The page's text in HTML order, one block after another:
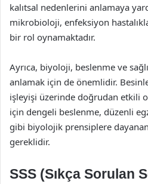
kalıtsal nedenlerini anlamaya
mikrobioloji, enfeksiyon
bir rol oynamaktadır.
Ayrıca, biyoloji, beslenme ve
anlamak için de önemlidir.
işleyişi üzerinde doğrudan etkili
için dengeli beslenme, düzenli
gibi biyolojik prensiplere
gereklidir.
SSS (Sıkça Sorulan